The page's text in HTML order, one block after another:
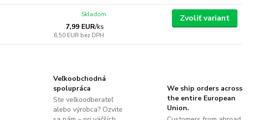
7,99 EUR/ks
6,50 EUR bez DPH
Skladom Zvoliť variant
Veľkoobchodná
spolupráca
Ste veľkoodberateľ
alebo výrobca? Ozvite
We ship orders across
the entire European
Union.